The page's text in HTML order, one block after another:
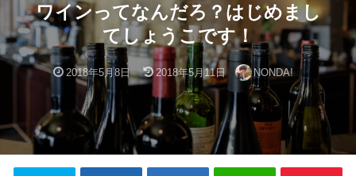
ワインってなんだろ？はじめまし
てしょうこです！
2018年5月8日 2018年5月11日 NONDA!